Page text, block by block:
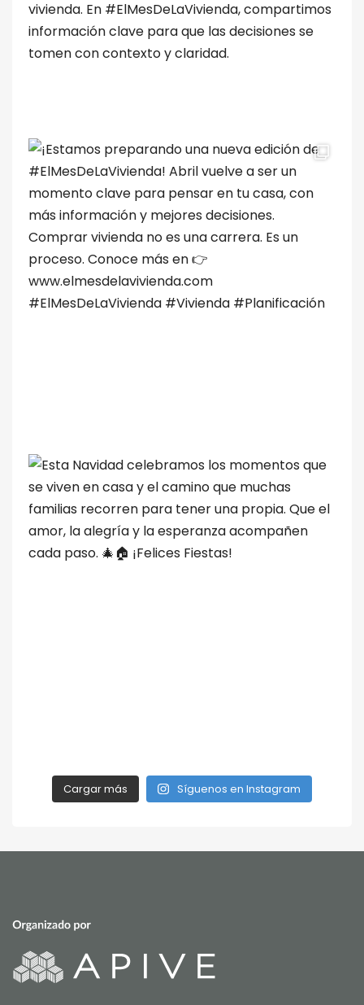
Cargar más Síguenos en Instagram